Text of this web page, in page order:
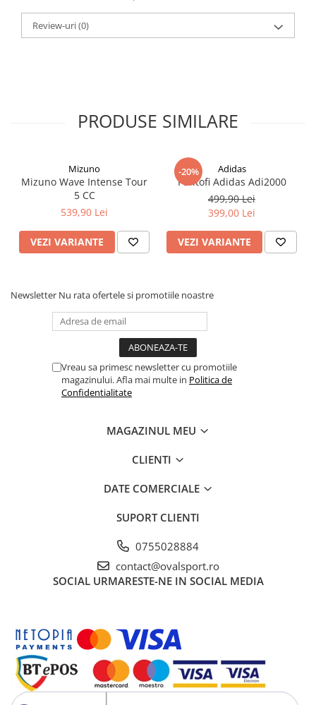
Review-uri(0)
PRODUSE SIMILARE
Mizuno
Mizuno Wave Intense Tour
5 CC
539,90 Lei
VEZI VARIANTE
-20% Adidas
Pantofi Adidas Adi2000
499,90 Lei
399,00 Lei
VEZI VARIANTE
Newsletter Nu rata ofertele si promotiile noastre
Vreau sa primesc newsletter cu promotiile
magazinului. Afla mai multe in Politica de
Confidentialitate
MAGAZINUL MEU
CLIENTI
DATE COMERCIALE
SUPORT CLIENTI
0755028884
contact@ovalsport.ro
SOCIAL URMARESTE-NE IN SOCIAL MEDIA